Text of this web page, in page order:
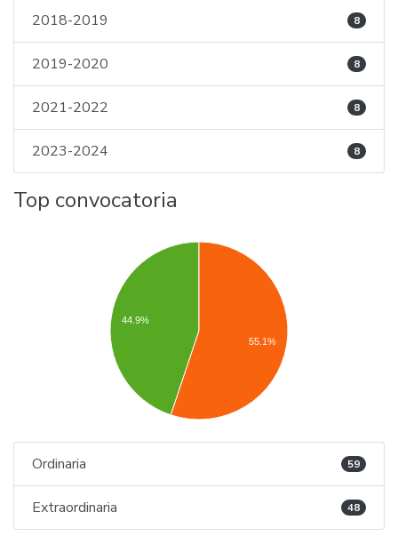
2018-2019 8
2019-2020 8
2021-2022 8
2023-2024 8
Top convocatoria
44.9%
55.1%
Ordinaria 59
Extraordinaria 48